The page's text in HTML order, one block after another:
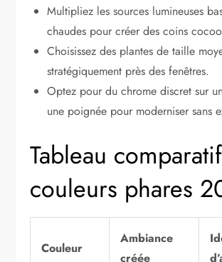
Multipliez les sources lumineuses
chaudes pour créer des coins
Choisissez des plantes de taille
stratégiquement près des fenêtres.
Optez pour du chrome discret sur
une poignée pour moderniser sans
Tableau
couleurs phares
Couleur
Ambiance
créée